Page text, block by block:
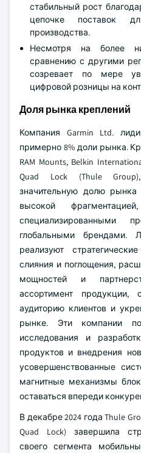
стабильный рост
цепочке поставок
производства.
Несмотря на более
сравнению с другими
созревает по мере
цифровой розницы на
Доля рынка креплений
Компания Garmin Ltd.
примерно 8% доли рынка.
RAM Mounts, Belkin
Quad Lock (Thule
значительную долю рынка
высокой
специализированными
глобальными брендами.
реализуют
слияния и поглощения,
мощностей и
ассортимент продукции,
аудиторию клиентов и
рынке. Эти компании
исследования и
продуктов и внедрения
усовершенствованные
магнитные механизмы
оставаться впереди
В декабре 2024 года Thule
Quad Lock) завершила
своего сегмента